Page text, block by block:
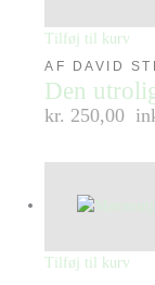
Tilføj til kurv
AF DAVID
Den
kr. 250,00
Tilføj til kurv